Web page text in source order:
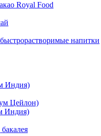
Royal Food
напитки
Индия)
Цейлон)
Индия)